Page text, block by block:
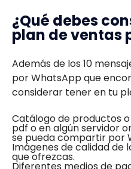
¿Qué debes
plan de ventas
Además de los 10
por WhatsApp que
considerar tener en tu
Catálogo de productos
pdf o en algún servidor
se pueda compartir por
Imágenes de calidad de
que ofrezcas.